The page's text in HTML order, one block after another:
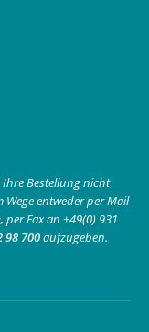
Ihre Bestellung nicht
entweder per Mail
, per Fax an +49(0) 931
98 700aufzugeben.